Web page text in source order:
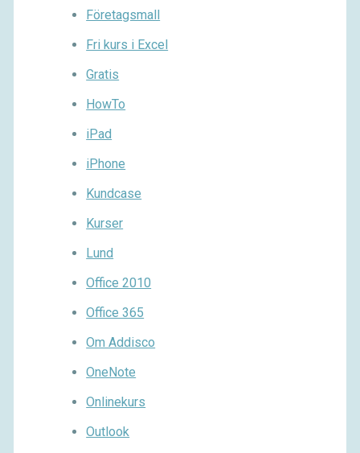
Företagsmall
Fri kurs i Excel
Gratis
HowTo
iPad
iPhone
Kundcase
Kurser
Lund
Office 2010
Office 365
Om Addisco
OneNote
Onlinekurs
Outlook